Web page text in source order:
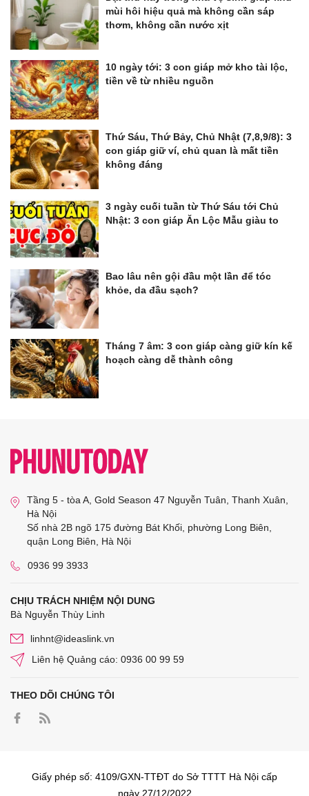
mùi hôi hiệu quả mà không cần sáp
thơm, không cần nước xịt
10 ngày tới: 3 con giáp mở kho tài lộc,
tiền về từ nhiều nguồn
Thứ Sáu, Thứ Bảy, Chủ Nhật (7,8,9/8): 3
con giáp giữ ví, chủ quan là mất tiền
không đáng
3 ngày cuối tuần từ Thứ Sáu tới Chủ
Nhật: 3 con giáp Ăn Lộc Mẫu giàu to
Bao lâu nên gội đầu một lần để tóc
khỏe, da đầu sạch?
Tháng 7 âm: 3 con giáp càng giữ kín kế
hoạch càng dễ thành công
Tầng 5 - tòa A, Gold Season 47 Nguyễn Tuân, Thanh Xuân,
Hà Nội
Số nhà 2B ngõ 175 đường Bát Khối, phường Long Biên,
quận Long Biên, Hà Nội
0936 99 3933
CHỊU TRÁCH NHIỆM NỘI DUNG
Bà Nguyễn Thùy Linh
linhnt@ideaslink.vn
Liên hệ Quảng cáo: 0936 00 99 59
THEO DÕI CHÚNG TÔI
Giấy phép số: 4109/GXN-TTĐT do Sở TTTT Hà Nội cấp
ngày 27/12/2022